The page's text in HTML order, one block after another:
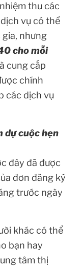
thu các
vụ có thể
gia, nhưng
cho mỗi
cung cấp
chính
các dịch vụ
dự cuộc hẹn
đây đã được
đơn đăng ký
trước ngày
khác có thể
bạn hay
tâm thị